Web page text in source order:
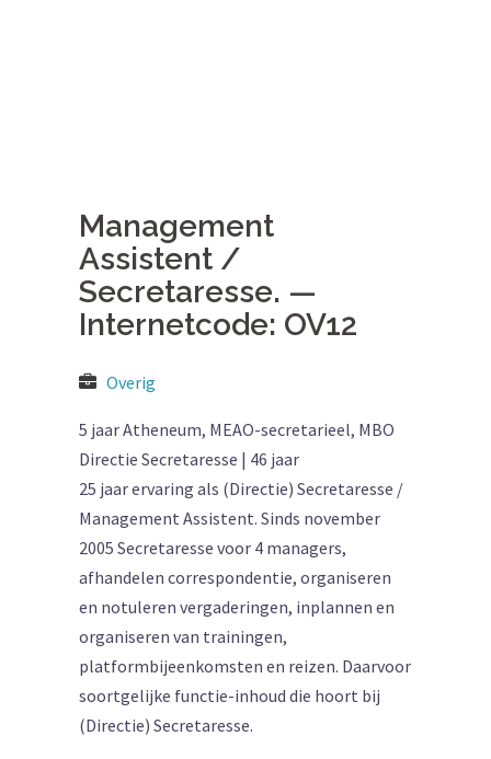
Management
Assistent /
Secretaresse. —
Internetcode: OV12
Overig
5 jaar Atheneum, MEAO-secretarieel, MBO
Directie Secretaresse | 46 jaar
25 jaar ervaring als (Directie) Secretaresse /
Management Assistent. Sinds november
2005 Secretaresse voor 4 managers,
afhandelen correspondentie, organiseren
en notuleren vergaderingen, inplannen en
organiseren van trainingen,
platformbijeenkomsten en reizen. Daarvoor
soortgelijke functie-inhoud die hoort bij
(Directie) Secretaresse.